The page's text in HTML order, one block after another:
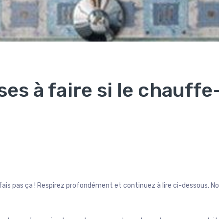
à faire si le
pas ça ! Respirez profondément et continuez à lire ci-dessous.